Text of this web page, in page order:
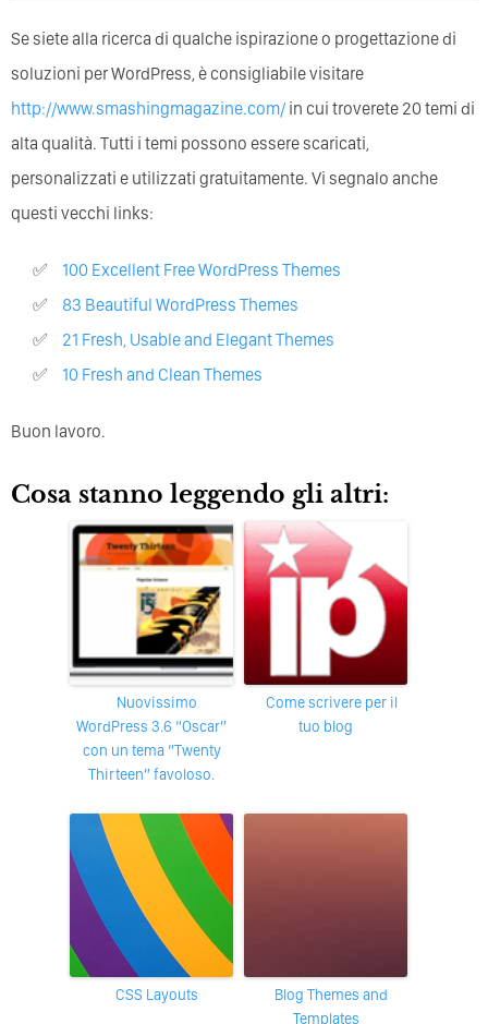
Se siete alla ricerca di qualche ispirazione o progettazione di
soluzioni per WordPress, è consigliabile visitare
http://www.smashingmagazine.com/ in cui troverete 20 temi di
alta qualità. Tutti i temi possono essere scaricati,
personalizzati e utilizzati gratuitamente. Vi segnalo anche
questi vecchi links:
100 Excellent Free WordPress Themes
83 Beautiful WordPress Themes
21 Fresh, Usable and Elegant Themes
10 Fresh and Clean Themes
Buon lavoro.
Cosa stanno leggendo gli altri:
Nuovissimo
WordPress 3.6 “Oscar”
con un tema “Twenty
Thirteen” favoloso.
Come scrivere per il
tuo blog
CSS Layouts
Blog Themes and
Templates